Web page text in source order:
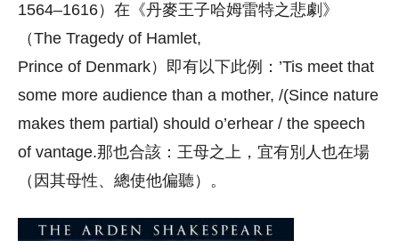
1564–1616）在《丹麥王子哈姆雷特之悲劇》
（The Tragedy of Hamlet,
Prince of Denmark）即有以下此例：’Tis meet that
some more audience than a mother, /(Since nature
makes them partial) should o’erhear / the speech
of vantage.那也合該：王母之上，宜有別人也在場
（因其母性、總使他偏聽）。